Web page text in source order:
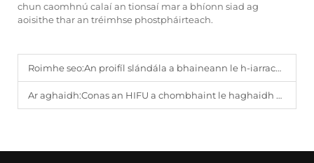
chun caomhnú calaí an tionsaí mar a bhíonn siad ag
aoisithe thar an tréimhse phostpháirteach.
Roimhe seo:An proifíl slándála a bhaineann le h-iarrachtaí HIFU ar son ardú gan ghortú ar an mbrow agus ar an mhuirn.
Ar aghaidh:Conas an HIFU a chombhaint le haghaidh eile de na próisíseanna aistéiteacha chun na torthaí is fearr a bhaint amach.